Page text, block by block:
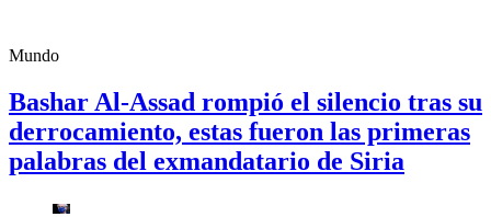
Mundo
Bashar Al-Assad rompió el silencio tras su
derrocamiento, estas fueron las primeras
palabras del exmandatario de Siria